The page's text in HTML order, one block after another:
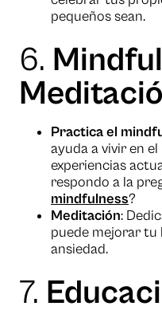
pequeños sean.
6.
Practica el
ayuda a vivir en
experiencias
respondo a la
mindfulness?
Meditación:
puede mejorar
ansiedad.
7.